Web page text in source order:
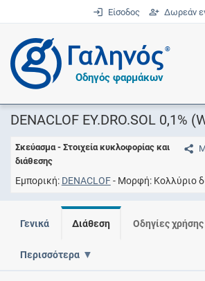
Είσοδος Δωρεάν
®
Οδηγός φαρμάκων
DENACLOF EY.DRO.SOL 0,1%
Σκεύασμα - Στοιχεία κυκλοφορίας και
διάθεσης
Εμπορική DENACLOF Μορφή Kολλύριο
Γενικά Διάθεση Οδηγίες χρήσης
Περισσότερα